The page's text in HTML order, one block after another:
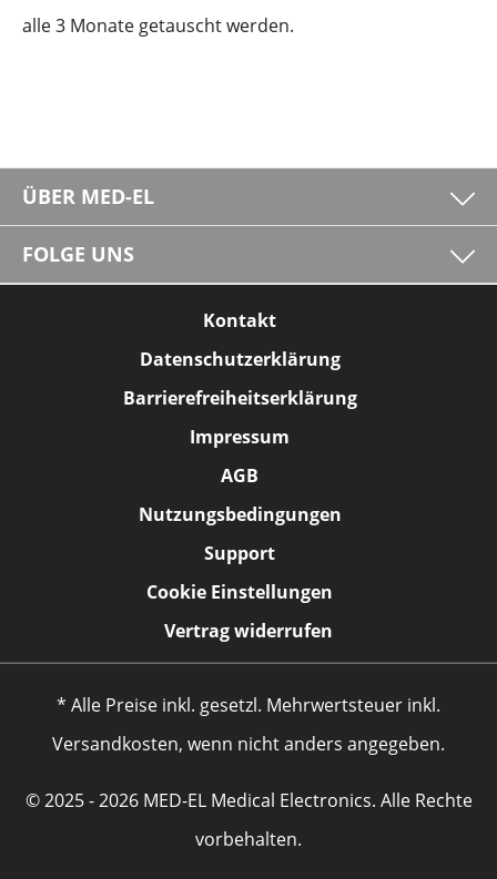
alle 3 Monate getauscht werden.
ÜBER MED-EL
FOLGE UNS
Kontakt
Datenschutzerklärung
Barrierefreiheitserklärung
Impressum
AGB
Nutzungsbedingungen
Support
Cookie Einstellungen
Vertrag widerrufen
* Alle Preise inkl. gesetzl. Mehrwertsteuer inkl.
Versandkosten, wenn nicht anders angegeben.
© 2025 - 2026 MED-EL Medical Electronics. Alle Rechte
vorbehalten.